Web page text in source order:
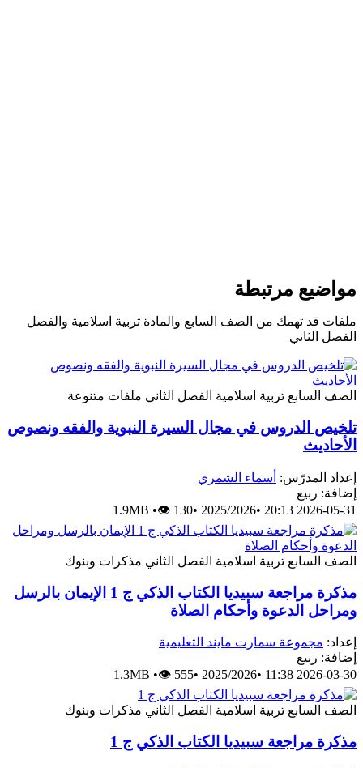
مرتبطة
قد تهمك من الصف السابع والمادة تربية اسلامية والفصل
الثاني
السابع تربية اسلامية الفصل الثاني ملفات متنوعة
الدروس في مجال السيرة النبوية والفقه ونصوص
المدرّس: أسماء الشمري
ربيع
2026-05-31
•
2025/2026
•
1.9MB •👁 130
السابع تربية اسلامية الفصل الثاني مذكرات وبنوك
مذكرة مراجعة سبيديا الكتاب الذكي ج 1 الإيمان بالرسل
الدعوة وأحكام الصلاة
مجموعة سمارت مايند التعليمية
ربيع
2026-03-30
•
2025/2026
•
1.3MB •👁 555
السابع تربية اسلامية الفصل الثاني مذكرات وبنوك
مراجعة سبيديا الكتاب الذكي ج 1